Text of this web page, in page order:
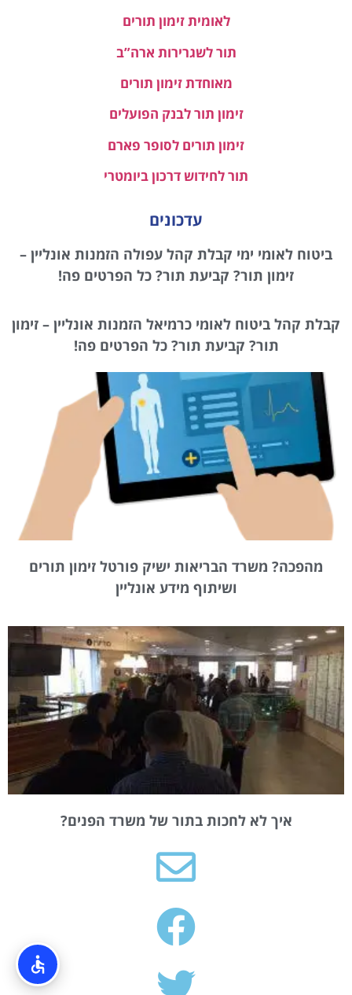
לאומית זימון תורים
תור לשגרירות ארה”ב
מאוחדת זימון תורים
זימון תור לבנק הפועלים
זימון תורים לסופר פארם
תור לחידוש דרכון ביומטרי
עדכונים
ביטוח לאומי ימי קבלת קהל עפולה הזמנות אונליין –
זימון תור? קביעת תור? כל הפרטים פה!
קבלת קהל ביטוח לאומי כרמיאל הזמנות אונליין – זימון
תור? קביעת תור? כל הפרטים פה!
מהפכה? משרד הבריאות ישיק פורטל זימון תורים
ושיתוף מידע אונליין
איך לא לחכות בתור של משרד הפנים?